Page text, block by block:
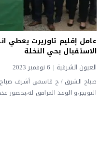
عامل إقليم تاوريرت يعطي
الاستقبال بحي النخلة
العيون الشرقية 6 نوفمبر 2023
صباح الشرق / ح قاسمي أشرف صباح
التويجر،و الوفد المرافق له،بحضور